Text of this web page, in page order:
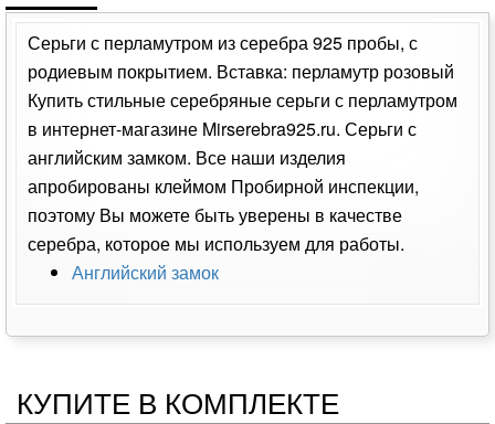
Серьги с перламутром из серебра 925 пробы, с
родиевым покрытием. Вставка: перламутр розовый
Купить стильные серебряные серьги с перламутром
в интернет-магазине Mirserebra925.ru. Серьги с
английским замком. Все наши изделия
апробированы клеймом Пробирной инспекции,
поэтому Вы можете быть уверены в качестве
серебра, которое мы используем для работы.
Английский замок
КУПИТЕ В КОМПЛЕКТЕ